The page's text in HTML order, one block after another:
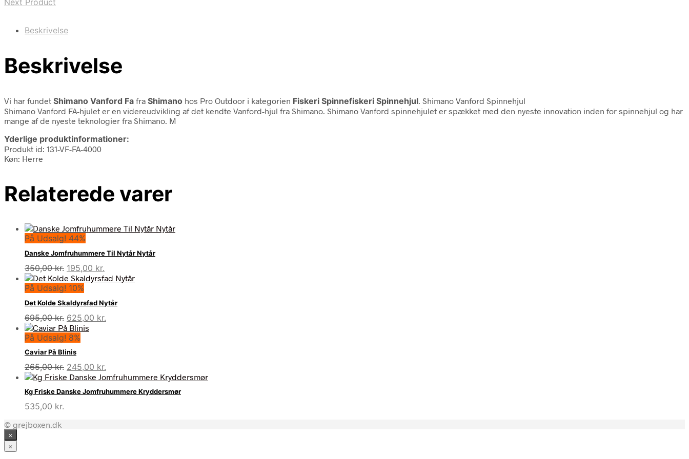
Beskrivelse
Beskrivelse
Vi har fundet Shimano Vanford Fa fra Shimano hos Pro Outdoor i kategorien Fiskeri Spinnefiskeri Spinnehjul . Shimano Vanford Spinnehjul
Shimano Vanford FA-hjulet er en videreudvikling af det kendte Vanford-hjul fra Shimano. Shimano Vanford spinnehjulet er spækket med den nyeste innovation inden for spinnehjul og har
mange af de nyeste teknologier fra Shimano. M
Yderlige produktinformationer:
Produkt id: 131-VF-FA-4000
Køn: Herre
Relaterede varer
På Udsalg! 44%
Danske Jomfruhummere Til Nytår Nytår
350,00kr. Den
oprindelige
pris
var:
350,00 kr..
195,00 kr.
aktuelle
er:
195,00 kr..
På Udsalg! 10%
Det Kolde Skaldyrsfad Nytår
695,00kr. Den
oprindelige
pris
var:
695,00 kr..
625,00 kr.
På Udsalg! 8%
Caviar På Blinis
265,00kr. Den
oprindelige
pris
var:
245,00 kr.
aktuelle
pris
er:
Kg Friske Danske Jomfruhummere Kryddersmør
535,00 kr.
© grejboxen.dk
×
×